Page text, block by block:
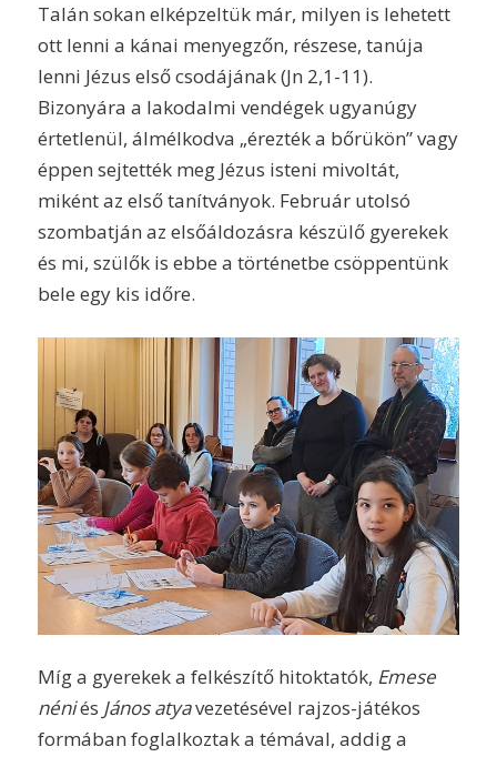
Talán sokan elképzeltük már, milyen is lehetett
ott lenni a kánai menyegzőn, részese, tanúja
lenni Jézus első csodájának (Jn 2,1-11).
Bizonyára a lakodalmi vendégek ugyanúgy
értetlenül, álmélkodva „érezték a bőrükön” vagy
éppen sejtették meg Jézus isteni mivoltát,
miként az első tanítványok. Február utolsó
szombatján az elsőáldozásra készülő gyerekek
és mi, szülők is ebbe a történetbe csöppentünk
bele egy kis időre.
Míg a gyerekek a felkészítő hitoktatók, Emese
néniés János atyavezetésével rajzos-játékos
formában foglalkoztak a témával, addig a